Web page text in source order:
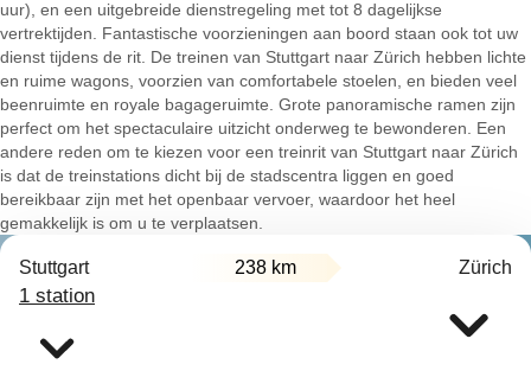
uur), en een uitgebreide dienstregeling met tot 8 dagelijkse
vertrektijden. Fantastische voorzieningen aan boord staan ook tot uw
dienst tijdens de rit. De treinen van Stuttgart naar Zürich hebben lichte
en ruime wagons, voorzien van comfortabele stoelen, en bieden veel
beenruimte en royale bagageruimte. Grote panoramische ramen zijn
perfect om het spectaculaire uitzicht onderweg te bewonderen. Een
andere reden om te kiezen voor een treinrit van Stuttgart naar Zürich
is dat de treinstations dicht bij de stadscentra liggen en goed
bereikbaar zijn met het openbaar vervoer, waardoor het heel
gemakkelijk is om u te verplaatsen.
Stuttgart 238 km Zürich
1 station